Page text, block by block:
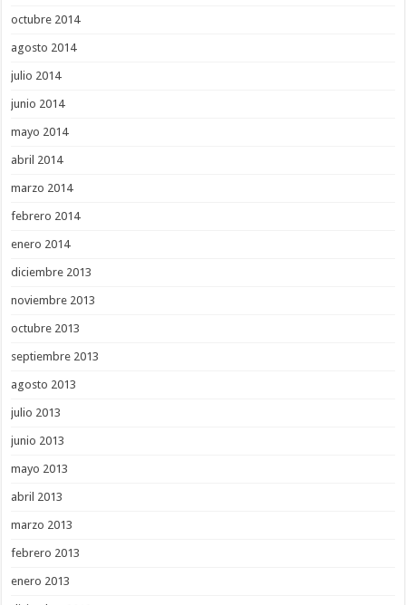
octubre 2014
agosto 2014
julio 2014
junio 2014
mayo 2014
abril 2014
marzo 2014
febrero 2014
enero 2014
diciembre 2013
noviembre 2013
octubre 2013
septiembre 2013
agosto 2013
julio 2013
junio 2013
mayo 2013
abril 2013
marzo 2013
febrero 2013
enero 2013